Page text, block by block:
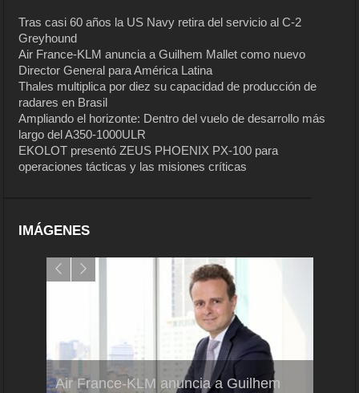
Tras casi 60 años la US Navy retira del servicio al C-2
Greyhound
Air France-KLM anuncia a Guilhem Mallet como nuevo
Director General para América Latina
Thales multiplica por diez su capacidad de producción de
radares en Brasil
Ampliando el horizonte: Dentro del vuelo de desarrollo más
largo del A350-1000ULR
EKOLOT presentó ZEUS PHOENIX PX-100 para
operaciones tácticas y las misiones críticas
IMÁGENES
Air France-KLM anuncia a Guilhem